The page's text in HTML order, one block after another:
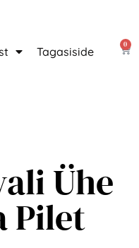
Tagasiside
0
Ühe
Pilet